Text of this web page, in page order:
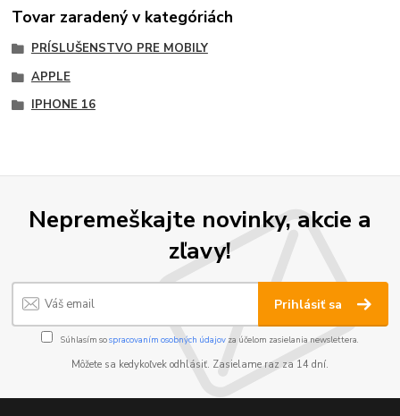
Tovar zaradený v kategóriách
PRÍSLUŠENSTVO PRE MOBILY
APPLE
IPHONE 16
Nepremeškajte novinky, akcie a
zľavy!
Prihlásiť sa
Súhlasím sospracovaním osobných údajov za účelom zasielania newslettera.
Môžete sa kedykoľvek odhlásiť. Zasielame raz za 14 dní.